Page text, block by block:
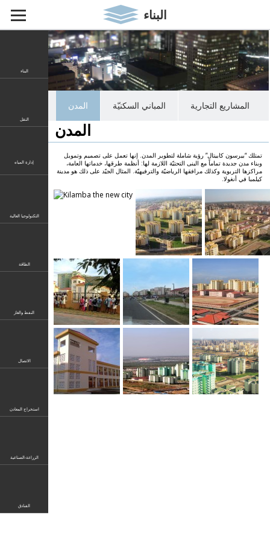
البناء
البناء
النقل
إدارة المياه
التكنولوجيا العالية
الطاقة
النفط والغاز
الاتصال
استخراج المعادن
الزراعة-الصناعية
الفنادق
المدن المباني السكنيّة المشاريع التجارية
المدن
تمتلك “بيرسون كابيتال” رؤية شاملة لتطوير المدن. إنها تعمل على تصميم وتمويل
وبناء مدن جديدة تماماً مع البنى التحتيّة اللازمة لها: أنظمة طرقها، خدماتها العامة،
مراكزها التربوية وكذلك مرافقها الرياضيّة والترفيهيّة. المثال الجيّد على ذلك هو مدينة
كيلمبا في أنغولا.
700 000